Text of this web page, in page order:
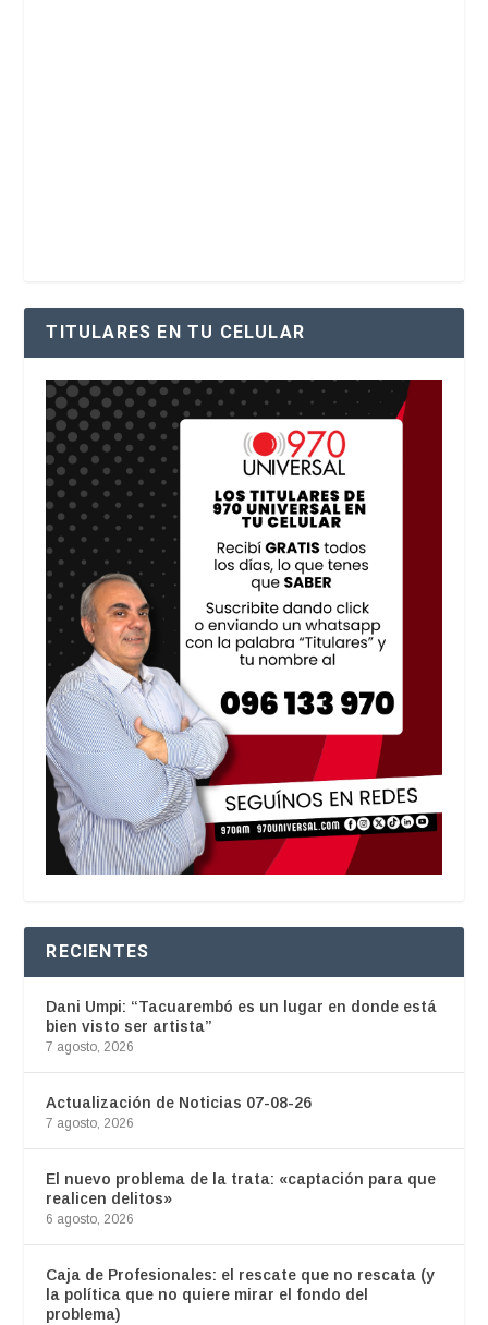
TITULARES EN TU CELULAR
RECIENTES
Dani Umpi: “Tacuarembó es un lugar en donde está
bien visto ser artista”
7 agosto, 2026
Actualización de Noticias 07-08-26
7 agosto, 2026
El nuevo problema de la trata: «captación para que
realicen delitos»
6 agosto, 2026
Caja de Profesionales: el rescate que no rescata (y
la política que no quiere mirar el fondo del
problema)